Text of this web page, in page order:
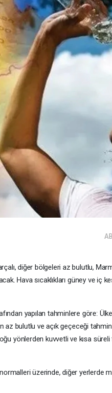
diğer bölgeleri az bulutlu,
Hava sıcaklıkları güney ve iç
yapılan tahminlere göre:
bulutlu ve açık geçeceği tahmin
yönlerden kuvvetli ve kısa
üzerinde, diğer yerlerde